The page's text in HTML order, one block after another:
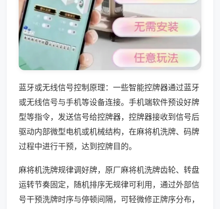
蓝牙或无线信号控制原理：一些智能控牌器通过蓝牙
或无线信号与手机等设备连接。手机端软件预设好牌
型等指令，发送信号给控牌器，控牌器接收到信号后
驱动内部微型电机或机械结构，在麻将机洗牌、码牌
过程中进行干预，达到控牌目的。
麻将机洗牌规律调好牌，原厂麻将机洗牌齿轮、转盘
运转节奏固定，随机排序无规律可利用，通过外部信
号干预洗牌时序与停顿间隔，可轻微修正牌序分布，